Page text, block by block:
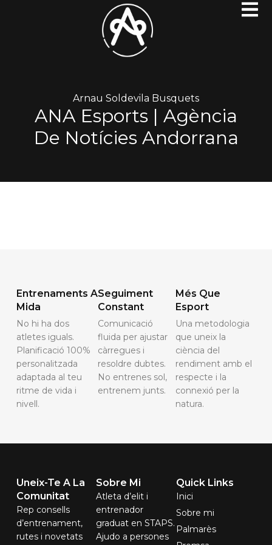
Arnau Soldevila Busquets
ANA Esports | Agència
De Notícies Andorrana
Entrenaments A
Mida
No hi ha dos
atletes iguals.
Planificació 100%
personalitzada
adaptada al teu
ritme de vida i
nivell.
Seguiment
Constant
Comunicació
fluida per ajustar
càrregues i
resoldre dubtes.
No entrenes sol,
entrenem junts.
Més Que
Esport
Una metodologia
que uneix la
ciència del
rendiment amb el
respecte i la
connexió per la
natura.
Sobre Mi
Atleta d’elit i
entrenador
graduat en STAPS.
Ajudo a persones
Quick Links
Inici
Sobre mi
Palmarès
Uneix-Te A La
Comunitat
Rep consells
d’entrenament,
rutes i novetats